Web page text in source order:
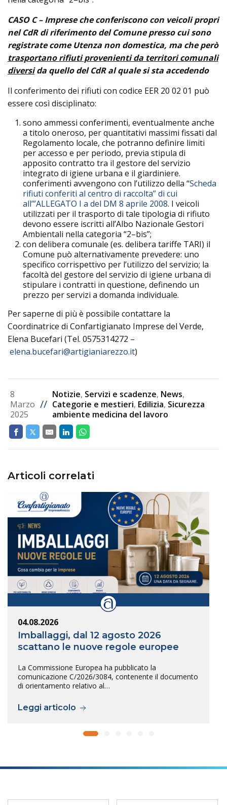
CASO C – Imprese che conferiscono con veicoli propri
nel CdR di riferimento del Comune presso cui sono
registrate come Utenza non domestica, ma che però
trasportano rifiuti provenienti da territori comunali
diversida quello del CdR al quale si sta accedendo
Il conferimento dei rifiuti con codice EER 20 02 01 può
essere così disciplinato:
sono ammessi conferimenti, eventualmente anche
a titolo oneroso, per quantitativi massimi fissati dal
Regolamento locale, che potranno definire limiti
per accesso e per periodo, previa stipula di
apposito contratto tra il gestore del servizio
integrato di igiene urbana e il giardiniere.
conferimenti avvengono con l’utilizzo della “Scheda
rifiuti conferiti al centro di raccolta” di cui
all’”ALLEGATO I a del DM 8 aprile 2008. I veicoli
utilizzati per il trasporto di tale tipologia di rifiuto
devono essere iscritti all’Albo Nazionale Gestori
Ambientali nella categoria “2–bis”;
con delibera comunale (es. delibera tariffe TARI) il
Comune può alternativamente prevedere: uno
specifico corrispettivo per l’utilizzo del servizio; la
facoltà del gestore del servizio di igiene urbana di
stipulare i contratti in questione, definendo un
prezzo per servizi a domanda individuale.
Per saperne di più è possibile contattare la
Coordinatrice di Confartigianato Imprese del Verde,
Elena Bucefari (Tel. 0575314272 –
elena.bucefari@artigianiarezzo.it)
8
Marzo
2025
//
Notizie, Servizi e scadenze, News,
Categorie e mestieri, Edilizia, Sicurezza
ambiente medicina del lavoro
Articoli correlati
04.08.2026
Imballaggi, dal 12 agosto 2026
scattano le nuove regole europee
La Commissione Europea ha pubblicato la
comunicazione C/2026/3084, contenente il documento
di orientamento relativo al…
Leggi articolo